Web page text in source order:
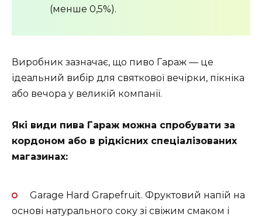
(менше 0,5%).
Виробник зазначає, що пиво Гараж — це
ідеальний вибір для святкової вечірки, пікніка
або вечора у великій компанії.
Які види пива Гараж можна спробувати за
кордоном або в рідкісних спеціалізованих
магазинах:
Garage Hard Grapefruit. Фруктовий напій на
основі натурального соку зі свіжим смаком і